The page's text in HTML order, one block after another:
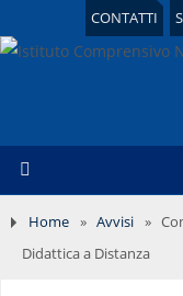
CONTATTI
Home » Avvisi »
Didattica a Distanza